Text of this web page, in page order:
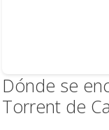
Dónde se
Torrent de